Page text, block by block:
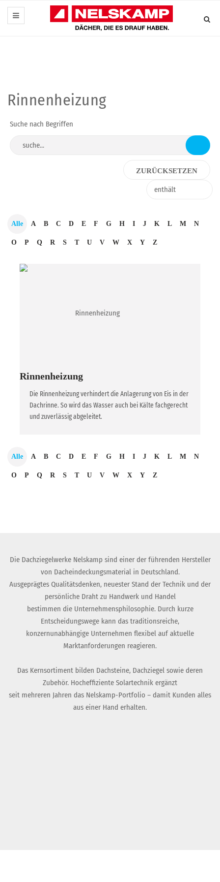
Rinnenheizung
Suche nach Begriffen
Alle A B C D E F G H I J K L M N
O P Q R S T U V W X Y Z
Rinnenheizung
Die Rinnenheizung verhindert die Anlagerung von Eis in der
Dachrinne. So wird das Wasser auch bei Kälte fachgerecht
und zuverlässig abgeleitet.
Alle A B C D E F G H I J K L M N
O P Q R S T U V W X Y Z
Die Dachziegelwerke Nelskamp sind einer der führenden Hersteller
von Dacheindeckungsmaterial in Deutschland.
Ausgeprägtes Qualitätsdenken, neuester Stand der Technik und der
persönliche Draht zu Handwerk und Handel
bestimmen die Unternehmensphilosophie. Durch kurze
Entscheidungswege kann das traditionsreiche,
konzernunabhängige Unternehmen flexibel auf aktuelle
Marktanforderungen reagieren.
Das Kernsortiment bilden Dachsteine, Dachziegel sowie deren
Zubehör. Hocheffiziente Solartechnik ergänzt
seit mehreren Jahren das Nelskamp-Portfolio – damit Kunden alles
aus einer Hand erhalten.